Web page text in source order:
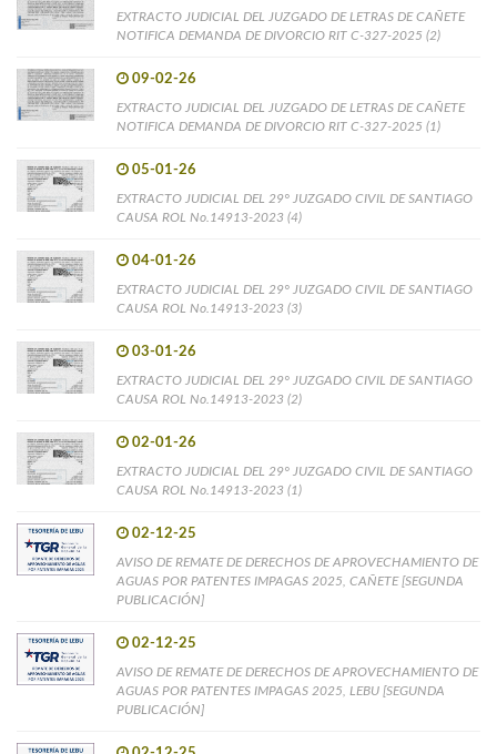
EXTRACTO JUDICIAL DEL JUZGADO DE LETRAS DE CAÑETE
NOTIFICA DEMANDA DE DIVORCIO RIT C-327-2025 (2)
09-02-26
EXTRACTO JUDICIAL DEL JUZGADO DE LETRAS DE CAÑETE
NOTIFICA DEMANDA DE DIVORCIO RIT C-327-2025 (1)
05-01-26
EXTRACTO JUDICIAL DEL 29° JUZGADO CIVIL DE SANTIAGO
CAUSA ROL No.14913-2023 (4)
04-01-26
EXTRACTO JUDICIAL DEL 29° JUZGADO CIVIL DE SANTIAGO
CAUSA ROL No.14913-2023 (3)
03-01-26
EXTRACTO JUDICIAL DEL 29° JUZGADO CIVIL DE SANTIAGO
CAUSA ROL No.14913-2023 (2)
02-01-26
EXTRACTO JUDICIAL DEL 29° JUZGADO CIVIL DE SANTIAGO
CAUSA ROL No.14913-2023 (1)
02-12-25
AVISO DE REMATE DE DERECHOS DE APROVECHAMIENTO DE
AGUAS POR PATENTES IMPAGAS 2025, CAÑETE [SEGUNDA
PUBLICACIÓN]
02-12-25
AVISO DE REMATE DE DERECHOS DE APROVECHAMIENTO DE
AGUAS POR PATENTES IMPAGAS 2025, LEBU [SEGUNDA
PUBLICACIÓN]